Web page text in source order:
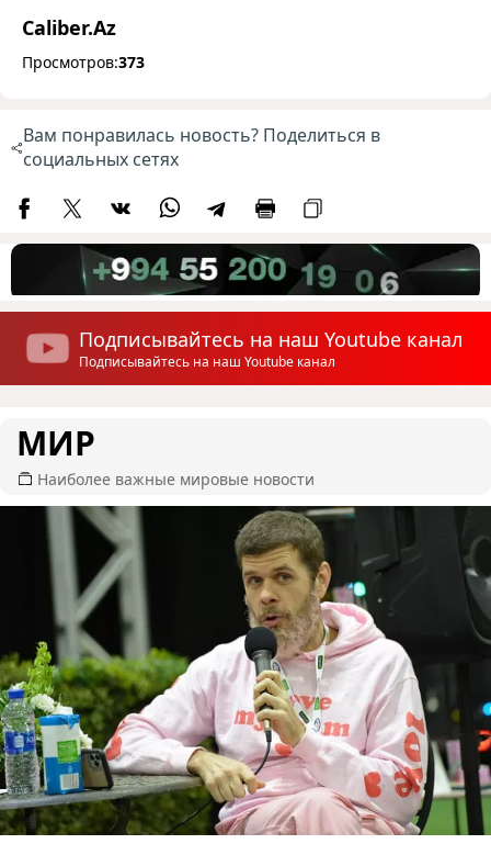
Caliber.Az
Просмотров:373
Вам понравилась новость? Поделиться в
социальных сетях
Подписывайтесь на наш Youtube канал
Подписывайтесь на наш Youtube канал
МИР
Наиболее важные мировые новости